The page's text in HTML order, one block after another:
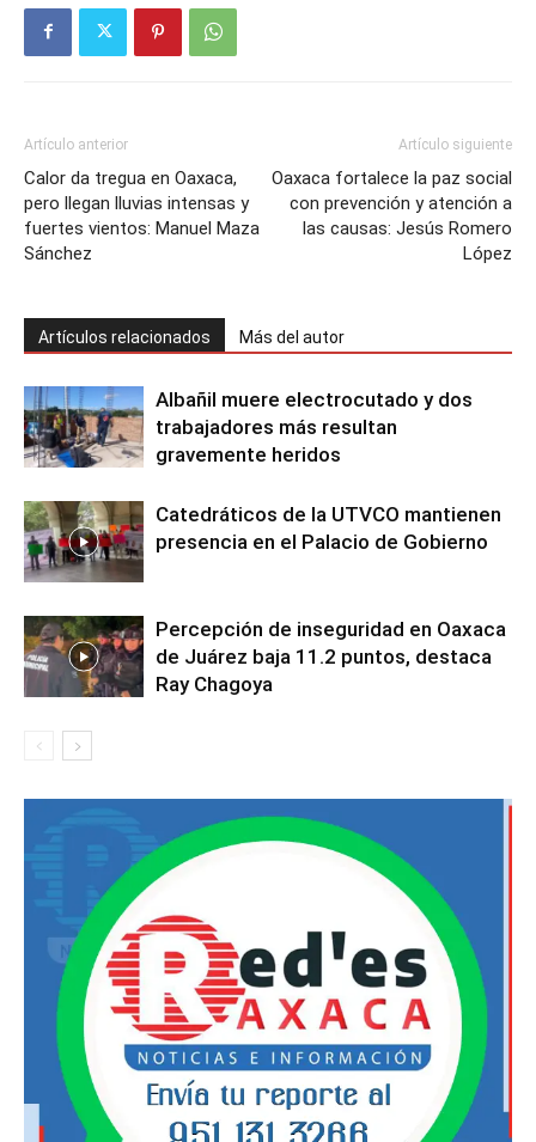
Artículo anterior
Calor da tregua en Oaxaca,
pero llegan lluvias intensas y
fuertes vientos: Manuel Maza
Sánchez
Artículo siguiente
Oaxaca fortalece la paz social
con prevención y atención a
las causas: Jesús Romero
López
Artículos relacionados Más del autor
Albañil muere electrocutado y dos
trabajadores más resultan
gravemente heridos
Catedráticos de la UTVCO mantienen
presencia en el Palacio de Gobierno
Percepción de inseguridad en Oaxaca
de Juárez baja 11.2 puntos, destaca
Ray Chagoya